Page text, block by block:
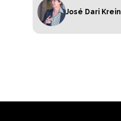
José Dari Krein